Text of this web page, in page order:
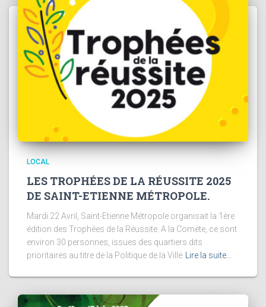
LOCAL
LES TROPHÉES DE LA RÉUSSITE 2025
DE SAINT-ETIENNE MÉTROPOLE.
Mardi 22 Avril, Saint-Etienne Métropole organisait la 1ère
édition des Trophées de la Réussite. A la Comète, ce sont
environ 30 personnes, issues des quartiers dits
prioritaires au titre de la Politique de la Ville Lire la suite…